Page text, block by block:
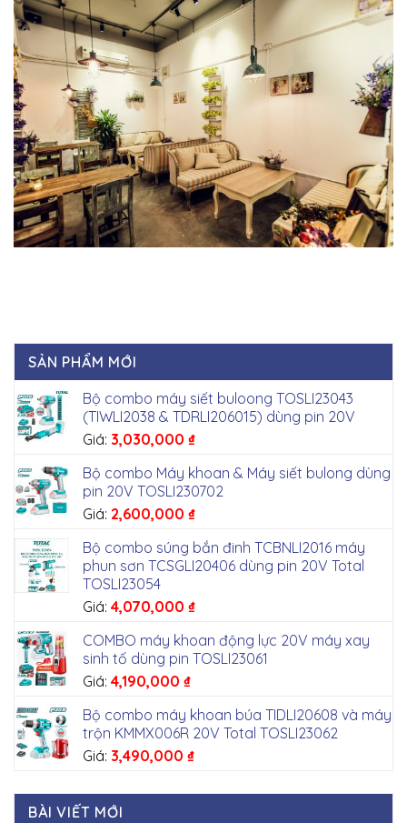
SẢN PHẨM MỚI
Bộ combo máy siết buloong TOSLI23043
(TIWLI2038 & TDRLI206015) dùng pin 20V
Giá: 3,030,000 ₫
Bộ combo Máy khoan & Máy siết bulong dùng
pin 20V TOSLI230702
Giá: 2,600,000 ₫
Bộ combo súng bắn đinh TCBNLI2016 máy
phun sơn TCSGLI20406 dùng pin 20V Total
TOSLI23054
Giá: 4,070,000 ₫
COMBO máy khoan động lực 20V máy xay
sinh tố dùng pin TOSLI23061
Giá: 4,190,000 ₫
Bộ combo máy khoan búa TIDLI20608 và máy
trộn KMMX006R 20V Total TOSLI23062
Giá: 3,490,000 ₫
BÀI VIẾT MỚI